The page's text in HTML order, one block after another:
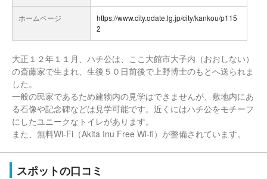
ホームページ
https://www.city.odate.lg.jp/city/kankou/p115
2
大正１２年１１月、ハチ公は、ここ大館市大子内（おおしない）
の斎藤家で生まれ、生後５０日前後で上野博士のもとへ送られま
した。
一般の民家であるため建物内の見学はできませんが、敷地内にあ
る石像や記念碑などは見学可能です。近くにはハチ公をモチーフ
にしたユニークなトイレがあります。
また、無料Wi-Fi（Akita Inu Free Wi-fi）が整備されています。
スポットの口コミ